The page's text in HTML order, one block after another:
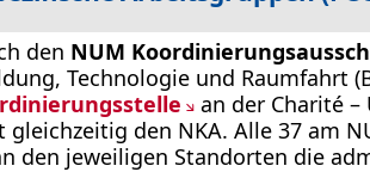
den NUM
Technologie und Raumfahrt
an der Charité
den NKA. Alle 37 am
den jeweiligen Standorten die